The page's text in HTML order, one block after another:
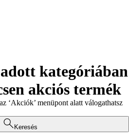
kategóriában
akciós termék
‘Akciók’ menüpont alatt válogathatsz
Keresés